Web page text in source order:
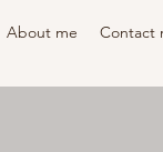
About me Contact